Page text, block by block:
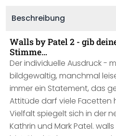
Beschreibung
Walls by Patel 2 - gib
Stimme…
Der individuelle Ausdruck -
bildgewaltig, manchmal
immer ein Statement, das
Attitüde darf viele Facetten
Vielfalt spiegelt sich in der
Kathrin und Mark Patel.